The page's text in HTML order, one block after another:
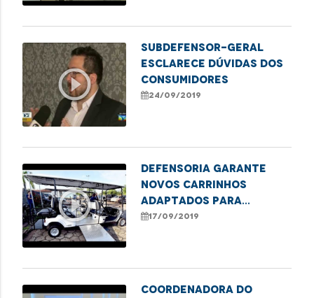
play_circle_outline
Subdefensor-geral
esclarece dúvidas dos
consumidores
24/09/2019
play_circle_outline
Defensoria garante
novos carrinhos
adaptados para
locomoção de pessoas
17/09/2019
Coordenadora do